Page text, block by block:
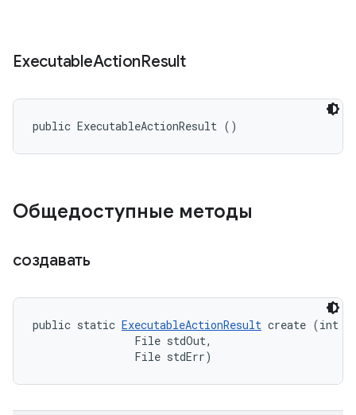
ExecutableActionResult
public ExecutableActionResult ()
Общедоступные методы
создавать
public static ExecutableActionResult create (int
                File stdOut,
                File stdErr)